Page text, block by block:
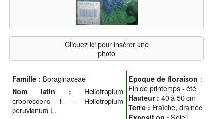
Cliquez ici pour insérer une
photo
Famille : Boraginaceae
Nom latin : Heliotropium
arborescens l. - Heliotropium
peruvianum L.
Epoque de floraison :
Fin de printemps - été
Hauteur : 40 à 50 cm
Terre : Fraîche, drainée
Exposition : Soleil